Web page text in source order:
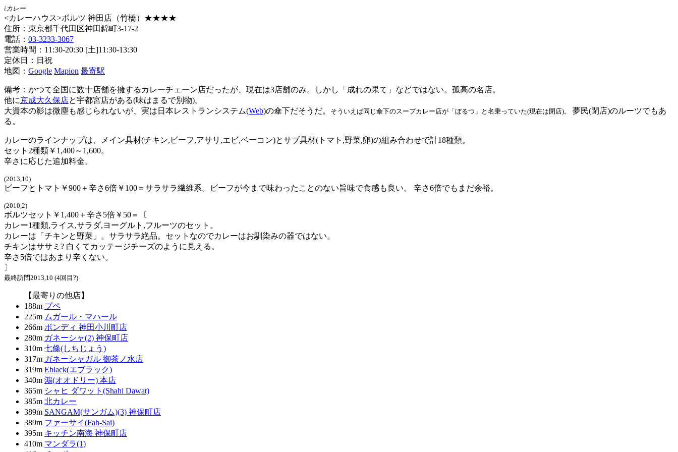
iカレー
<カレーハウス>ボルツ 神田店（竹橋）★★★★
住所：東京都千代田区神田錦町3-17-2
電話： 03-3233-3067
営業時間：11:30-20:30 [土]11:30-13:30
定休日：日祝
地図： Google Mapion 最寄駅
備考：かつて全国に数十店舗を擁するカレーチェーン店だったが、現在は3店舗のみ。しかし「成れの果て」などではない。孤高の名店。
他に京成大久保店と宇都宮店がある(味はまるで別物)。
大資本の影は微塵も感じられないが、実は日本レストランシステム(Web)の傘下だそうだ。 そういえば同じ傘下のスープカレー店が「ぼるつ」と名乗っていた(現在は閉店)。
夢民(閉店)のルーツでもあ
る。
カレーのラインナップは、メイン具材(チキン,ビーフ,アサリ,エビ,ベーコン)とサブ具材(トマト,野菜,卵)の組み合わせで計18種類。
セット2種類￥1,400～1,600。
辛さに応じた追加料金。
(2013,10)
ビーフとトマト￥900＋辛さ6倍￥100＝サラサラ繊維系。ビーフが今まで味わったことのない旨味で食感も良い。 辛さ6倍でもまだ余裕。
(2010,2)
ボルツセット￥1,400＋辛さ5倍￥50＝〔
カレー1種類,ライス,サラダ,ヨーグルト,フルーツのセット。
カレーは「チキンと野菜」。サラサラ絶品。セットなのでカレーはお馴染みの器ではない。
チキンはササミ? 白くてカッテージチーズのように見える。
辛さ5倍ではあまり辛くない。
〕
最終訪問2013,10 (4回目?)
【最寄りの他店】
188m プペ
225m ムガール・マハール
266m ボンディ 神田小川町店
280m ガネーシャ(2) 神保町店
310m 七條(しちじょう)
317m ガネーシャガル 御茶ノ水店
319m Eblack(エブラック)
340m 鴻(オオドリー) 本店
365m シャヒ ダワット(Shahi Dawat)
385m 北カレー
389m SANGAM(サンガム)(3) 神保町店
389m ファーサイ(Fah-Sai)
395m キッチン南海 神保町店
410m マンダラ(1)